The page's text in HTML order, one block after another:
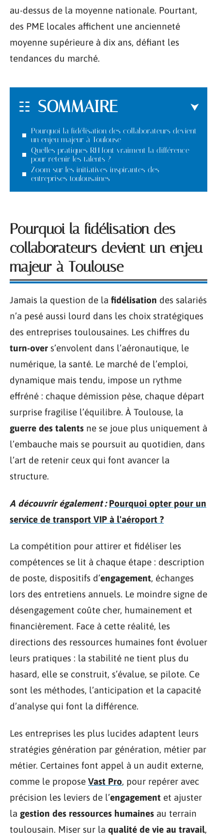
au-dessus de la moyenne nationale. Pourtant,
des PME locales affichent une ancienneté
moyenne supérieure à dix ans, défiant les
tendances du marché.
SOMMAIRE
Pourquoi la fidélisation des collaborateurs devient
un enjeu majeur à Toulouse
Quelles pratiques RH font vraiment la différence
pour retenir les talents ?
Zoom sur les initiatives inspirantes des
entreprises toulousaines
Pourquoi la fidélisation des
collaborateurs devient un enjeu
majeur à Toulouse
Jamais la question de la fidélisation des salariés
n’a pesé aussi lourd dans les choix stratégiques
des entreprises toulousaines. Les chiffres du
turn-over s’envolent dans l’aéronautique, le
numérique, la santé. Le marché de l’emploi,
dynamique mais tendu, impose un rythme
effréné : chaque démission pèse, chaque départ
surprise fragilise l’équilibre. À Toulouse, la
guerre des talents ne se joue plus uniquement à
l’embauche mais se poursuit au quotidien, dans
l’art de retenir ceux qui font avancer la
structure.
A découvrir également : Pourquoi opter pour un
service de transport VIP à l'aéroport ?
La compétition pour attirer et fidéliser les
compétences se lit à chaque étape : description
de poste, dispositifs d’engagement, échanges
lors des entretiens annuels. Le moindre signe de
désengagement coûte cher, humainement et
financièrement. Face à cette réalité, les
directions des ressources humaines font évoluer
leurs pratiques : la stabilité ne tient plus du
hasard, elle se construit, s’évalue, se pilote. Ce
sont les méthodes, l’anticipation et la capacité
d’analyse qui font la différence.
Les entreprises les plus lucides adaptent leurs
stratégies génération par génération, métier par
métier. Certaines font appel à un audit externe,
comme le propose Vast Pro, pour repérer avec
précision les leviers de l’engagement et ajuster
la gestion des ressources humaines au terrain
toulousain. Miser sur la qualité de vie au travail,